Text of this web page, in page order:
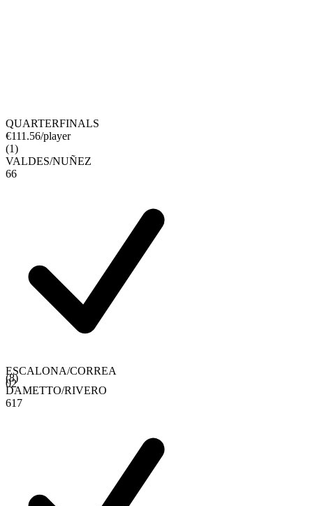
QUARTERFINALS
€111.56/player
(1)
VALDES/NUÑEZ
66
ESCALONA/CORREA
02
(8)
DAMETTO/RIVERO
61 7